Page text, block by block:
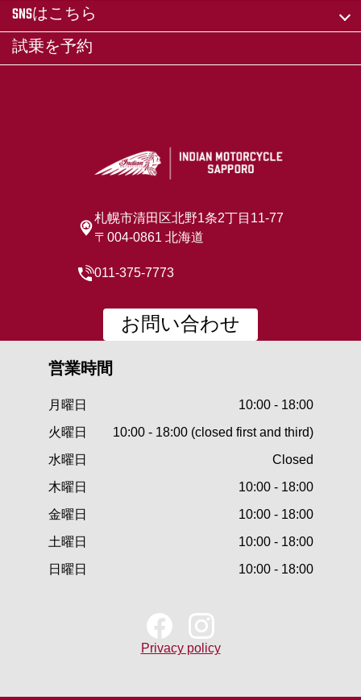
SNSはこちら
試乗を予約
札幌市清田区北野1条2丁目11-77
〒004-0861 北海道
011-375-7773
お問い合わせ
営業時間
月曜日
10:00 - 18:00
火曜日
10:00 - 18:00 (closed first and third)
水曜日
Closed
木曜日
10:00 - 18:00
金曜日
10:00 - 18:00
土曜日
10:00 - 18:00
日曜日
10:00 - 18:00
Privacy policy